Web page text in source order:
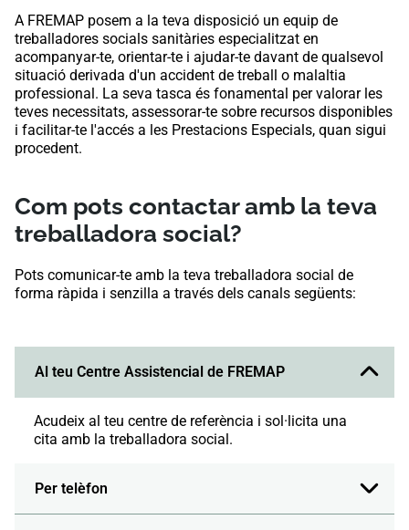
A FREMAP posem a la teva disposició un equip de
treballadores socials sanitàries especialitzat en
acompanyar-te, orientar-te i ajudar-te davant de qualsevol
situació derivada d'un accident de treball o malaltia
professional. La seva tasca és fonamental per valorar les
teves necessitats, assessorar-te sobre recursos disponibles
i facilitar-te l'accés a les Prestacions Especials, quan sigui
procedent.
Com pots contactar amb la teva
treballadora social?
Pots comunicar-te amb la teva treballadora social de
forma ràpida i senzilla a través dels canals següents:
Al teu Centre Assistencial de FREMAP
Acudeix al teu centre de referència i sol·licita una
cita amb la treballadora social.
Per telèfon